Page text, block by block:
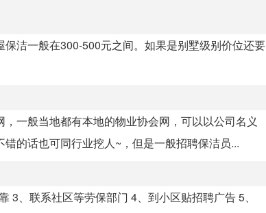
洁一般在300-500元之间。如果是别墅级别价位还要
一般当地都有本地的物业协会网，可以以公司名义
的话也可同行业挖人~，但是一般招聘保洁员...
、联系社区等劳保部门 4、到小区贴招聘广告 5、